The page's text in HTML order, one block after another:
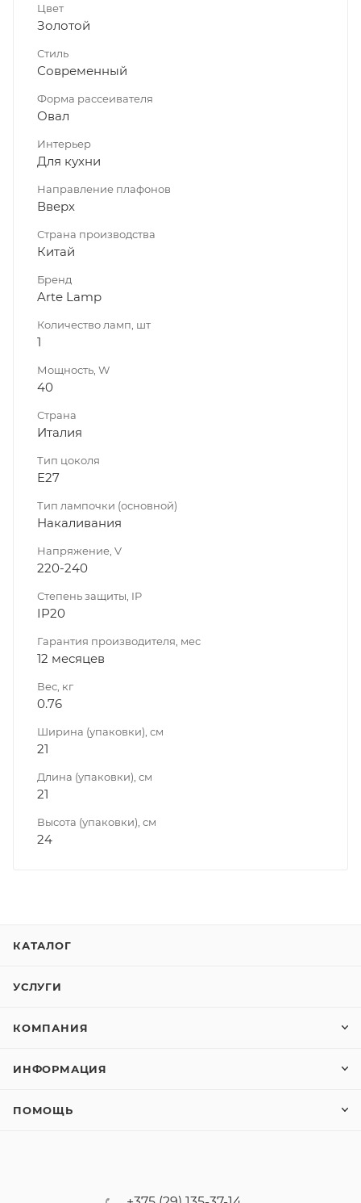
Цвет
Золотой
Стиль
Современный
Форма рассеивателя
Овал
Интерьер
Для кухни
Направление плафонов
Вверх
Страна производства
Китай
Бренд
Arte Lamp
Количество ламп, шт
1
Мощность, W
40
Страна
Италия
Тип цоколя
E27
Тип лампочки (основной)
Накаливания
Напряжение, V
220-240
Степень защиты, IP
IP20
Гарантия производителя, мес
12 месяцев
Вес, кг
0.76
Ширина (упаковки), см
21
Длина (упаковки), см
21
Высота (упаковки), см
24
КАТАЛОГ
УСЛУГИ
КОМПАНИЯ
ИНФОРМАЦИЯ
ПОМОЩЬ